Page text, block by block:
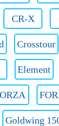
CR-X
Crosstour
Element
Goldwing